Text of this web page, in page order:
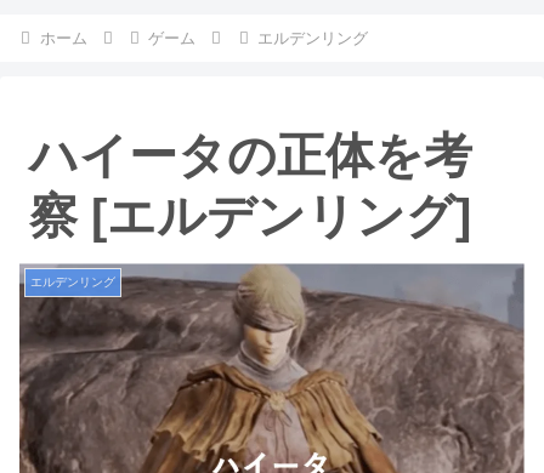
ホーム ゲーム エルデンリング
ハイータの正体を考
察 [エルデンリング]
エルデンリング